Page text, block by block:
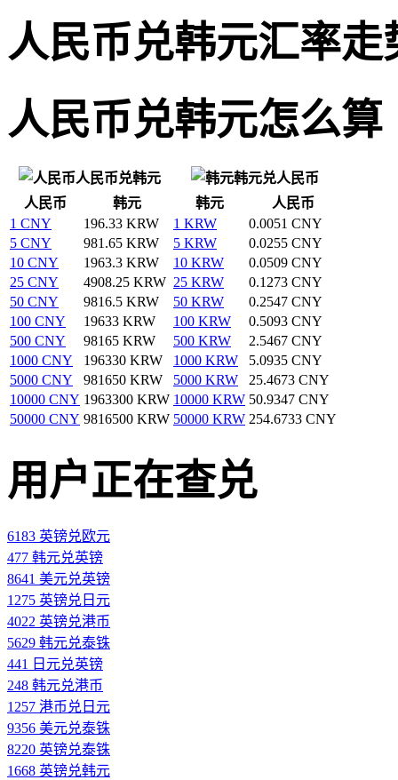
人民币兑韩元汇率走
人民币兑韩元怎么算
人民币兑韩元
韩元兑人民币
人民币
韩元 韩元
人民币
1 CNY
196.33 KRW 1 KRW
0.0051 CNY
5 CNY
981.65 KRW 5 KRW
0.0255 CNY
10 CNY
1963.3 KRW 10 KRW
0.0509 CNY
25 CNY
4908.25 KRW 25 KRW
0.1273 CNY
50 CNY
9816.5 KRW 50 KRW
0.2547 CNY
100 CNY
19633 KRW 100 KRW
0.5093 CNY
500 CNY
98165 KRW 500 KRW
2.5467 CNY
1000 CNY
196330 KRW 1000 KRW
5.0935 CNY
5000 CNY
981650 KRW 5000 KRW
25.4673 CNY
10000 CNY 1963300 KRW 10000 KRW 50.9347 CNY
50000 CNY 9816500 KRW 50000 KRW 254.6733 CNY
用户正在查兑
6183 英镑兑欧元
477 韩元兑英镑
8641 美元兑英镑
1275 英镑兑日元
4022 英镑兑港币
5629 韩元兑泰铢
441 日元兑英镑
248 韩元兑港币
1257 港币兑日元
9356 美元兑泰铢
8220 英镑兑泰铢
1668 英镑兑韩元